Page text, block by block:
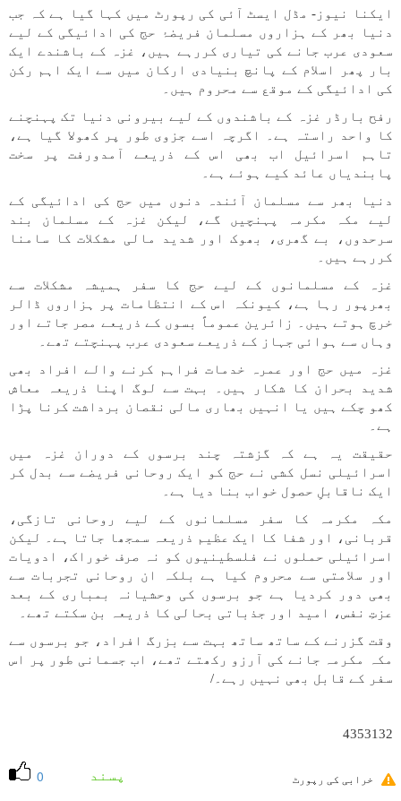
ایکنا نیوز- مڈل ایسٹ آئی کی رپورٹ میں کہا گیا ہے کہ جب
دنیا بھر کے ہزاروں مسلمان فریضۂ حج کی ادائیگی کے لیے
سعودی عرب جانے کی تیاری کررہے ہیں، غزہ کے باشندے ایک
بار پھر اسلام کے پانچ بنیادی ارکان میں سے ایک اہم رکن
کی ادائیگی کے موقع سے محروم ہیں۔
رفح بارڈر غزہ کے باشندوں کے لیے بیرونی دنیا تک پہنچنے
کا واحد راستہ ہے۔ اگرچہ اسے جزوی طور پر کھولا گیا ہے،
تاہم اسرائیل اب بھی اس کے ذریعے آمدورفت پر سخت
پابندیاں عائد کیے ہوئے ہے۔
دنیا بھر سے مسلمان آئندہ دنوں میں حج کی ادائیگی کے
لیے مکہ مکرمہ پہنچیں گے، لیکن غزہ کے مسلمان بند
سرحدوں، بے گھری، بھوک اور شدید مالی مشکلات کا سامنا
کررہے ہیں۔
غزہ کے مسلمانوں کے لیے حج کا سفر ہمیشہ مشکلات سے
بھرپور رہا ہے، کیونکہ اس کے انتظامات پر ہزاروں ڈالر
خرچ ہوتے ہیں۔ زائرین عموماً بسوں کے ذریعے مصر جاتے اور
وہاں سے ہوائی جہاز کے ذریعے سعودی عرب پہنچتے تھے۔
غزہ میں حج اور عمرہ خدمات فراہم کرنے والے افراد بھی
شدید بحران کا شکار ہیں۔ بہت سے لوگ اپنا ذریعہ معاش
کھو چکے ہیں یا انہیں بھاری مالی نقصان برداشت کرنا پڑا
ہے۔
حقیقت یہ ہے کہ گزشتہ چند برسوں کے دوران غزہ میں
اسرائیلی نسل کشی نے حج کو ایک روحانی فریضے سے بدل کر
ایک ناقابلِ حصول خواب بنا دیا ہے۔
مکہ مکرمہ کا سفر مسلمانوں کے لیے روحانی تازگی،
قربانی، اور شفا کا ایک عظیم ذریعہ سمجھا جاتا ہے۔ لیکن
اسرائیلی حملوں نے فلسطینیوں کو نہ صرف خوراک، ادویات
اور سلامتی سے محروم کیا ہے بلکہ ان روحانی تجربات سے
بھی دور کردیا ہے جو برسوں کی وحشیانہ بمباری کے بعد
عزتِ نفس، امید اور جذباتی بحالی کا ذریعہ بن سکتے تھے۔
وقت گزرنے کے ساتھ ساتھ بہت سے بزرگ افراد، جو برسوں سے
مکہ مکرمہ جانے کی آرزو رکھتے تھے، اب جسمانی طور پر اس
سفر کے قابل بھی نہیں رہے۔/
4353132
0 پسند خرابی کی رپورٹ